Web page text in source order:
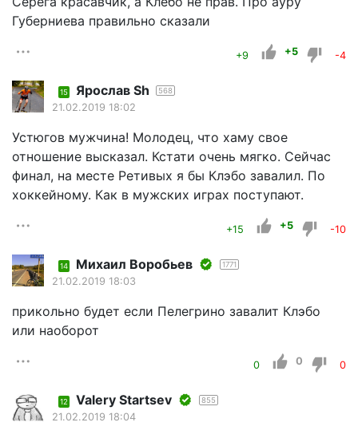
Губерниева правильно сказали
+9 +5 -4
15 Ярослав Sh 568
21.02.2019 18:02
Устюгов мужчина! Молодец, что хаму свое
отношение высказал. Кстати очень мягко. Сейчас
финал, на месте Ретивых я бы Клэбо завалил. По
хоккейному. Как в мужских играх поступают.
+15 +5 -10
14 Mихаил Воробьев 1771
21.02.2019 18:03
прикольно будет если Пелегрино завалит Клэбо
или наоборот
0 0 0
12 Valery Startsev 855
21.02.2019 18:04